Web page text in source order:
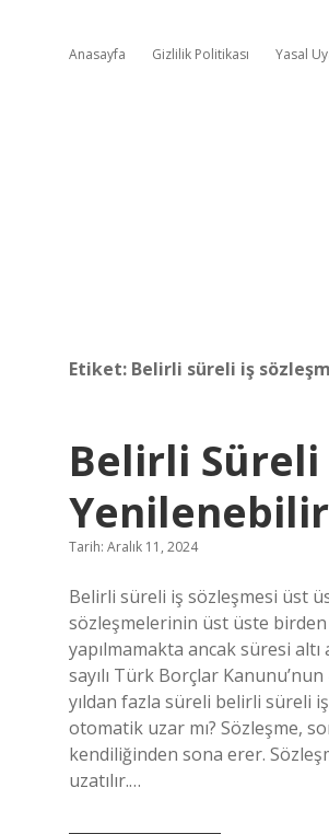
Anasayfa Gizlilik Politikası Yasal
Etiket: Belirli süreli iş
Belirli Süreli
Yenilenebilir
Tarih: Aralık 11, 2024
Belirli süreli iş sözleşmesi üst
sözleşmelerinin üst üste birden
yapılmamakta ancak süresi
sayılı Türk Borçlar
yıldan fazla süreli belirli süreli
otomatik uzar mı? Sözleşme,
kendiliğinden sona erer.
uzatılır.…